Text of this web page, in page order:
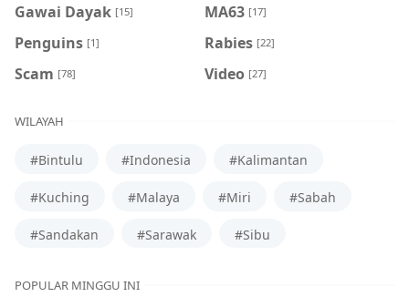
Gawai Dayak [15] MA63 [17]
Penguins [1] Rabies [22]
Scam [78] Video [27]
WILAYAH
#Bintulu #Indonesia #Kalimantan
#Kuching #Malaya #Miri #Sabah
#Sandakan #Sarawak #Sibu
POPULAR MINGGU INI